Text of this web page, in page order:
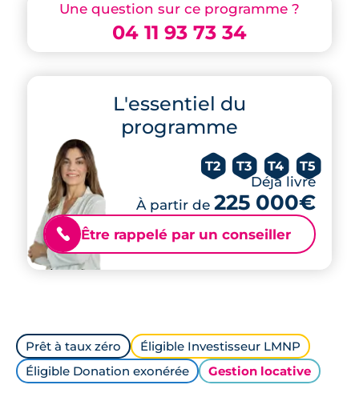
Une question sur ce programme ?
04 11 93 73 34
L'essentiel du
programme
T2 T3 T4 T5
Déjà livré
À partir de 225 000€
📞 Être rappelé par un conseiller
Prêt à taux zéro
Éligible Investisseur LMNP
Éligible Donation exonérée
Gestion locative